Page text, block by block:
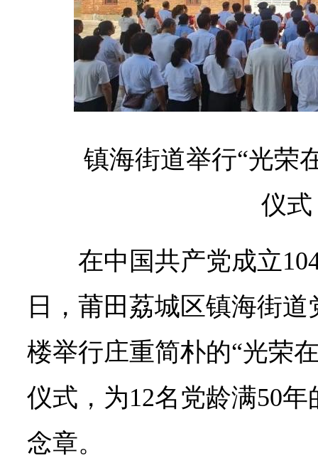
镇海街道举行“光荣
仪式
在中国共产党成立
日，莆田荔城区镇海街
楼举行庄重简朴的“光荣
仪式，为12名党龄满50
念章。